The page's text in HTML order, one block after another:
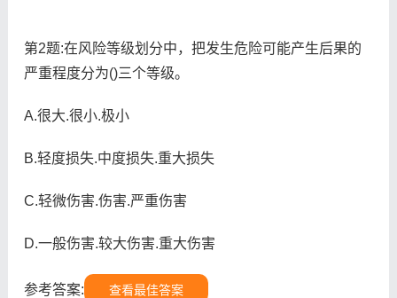
第2题:在风险等级划分中，把发生危险可能产生后果的
严重程度分为()三个等级。
A.很大.很小.极小
B.轻度损失.中度损失.重大损失
C.轻微伤害.伤害.严重伤害
D.一般伤害.较大伤害.重大伤害
参考答案: 查看最佳答案